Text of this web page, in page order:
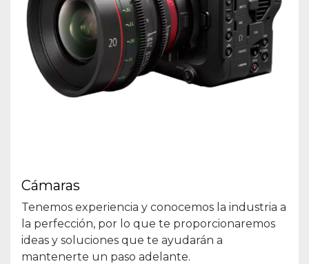
Cámaras
Tenemos experiencia y conocemos la industria a
la perfección, por lo que te proporcionaremos
ideas y soluciones que te ayudarán a
mantenerte un paso adelante.